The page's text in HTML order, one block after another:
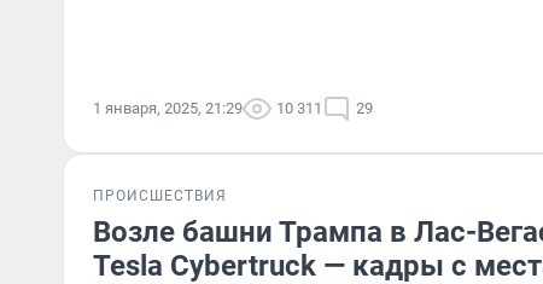
1 января, 2025, 21:29 10 311 29
ПРОИСШЕСТВИЯ
Возле башни Трампа в Лас-
Tesla Cybertruck — кадры с